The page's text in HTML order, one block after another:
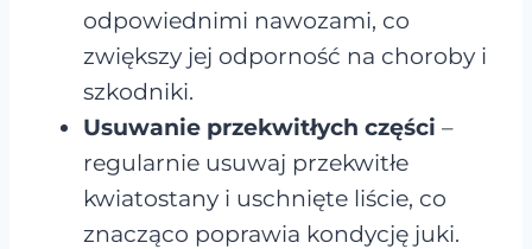
odpowiednimi nawozami, co
zwiększy jej odporność na choroby i
szkodniki.
Usuwanie przekwitłych części –
regularnie usuwaj przekwitłe
kwiatostany i uschnięte liście, co
znacząco poprawia kondycję juki.